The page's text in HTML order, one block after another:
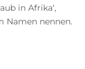
in Afrika‘,
Namen nennen.